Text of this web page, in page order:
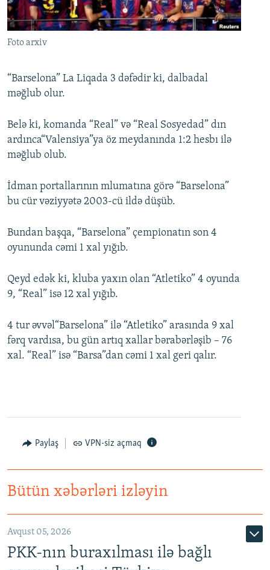
İNFOQRAFIKA
KARIKATURA
AZƏRBAYCAN ƏDƏBIYYATI KITABXANASI
İSLAM VƏ DEMOKRATIYA
MISSIYAMIZ
PEŞƏ ETIKASI VƏ JURNALISTIKA STANDARTLARIMIZ
AZADLIQRADIOSU MOBIL TELEFONUNUZDA
BIZIMLƏ ƏLAQƏ
XƏBƏR BÜLLETENLƏRIMIZ
BIZI IZLƏ
RFE/RL-in bütün saytları
Foto arxiv
“Barselona” La Liqada 3 dəfədir ki, dalbadal
məğlub olur.
Belə ki, komanda “Real” və “Real Sosyedad” dın
ardınca“Valensiya”ya öz meydanında 1:2 hesbı ilə
məğlub olub.
İdman portallarının mlumatına görə “Barselona”
bu cür vəziyyətə 2003-cü ildə düşüb.
Bundan başqa, “Barselona” çempionatın son 4
oyununda cəmi 1 xal yığıb.
Qeyd edək ki, kluba yaxın olan “Atletiko” 4 oyunda
9, “Real” isə 12 xal yığıb.
4 tur əvvəl“Barselona” ilə “Atletiko” arasında 9 xal
fərq vardısa, bu gün artıq xallar bərabərləşib – 76
xal. “Real” isə “Barsa”dan cəmi 1 xal geri qalır.
Paylaş VPN-siz açmaq
Bütün xəbərləri izləyin
Avqust 05, 2026
PKK-nın buraxılması ilə bağlı